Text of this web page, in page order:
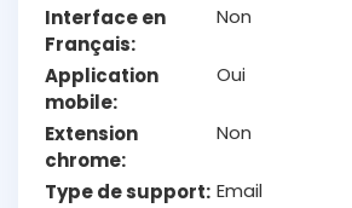
Interface en
Français
Non
Application
mobile
Oui
Extension
chrome
Non
Type de support Email